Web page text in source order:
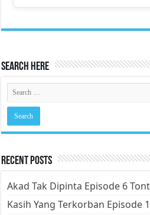
Search Here
Recent Posts
Akad Tak Dipinta Episode 6
Kasih Yang Terkorban Episode